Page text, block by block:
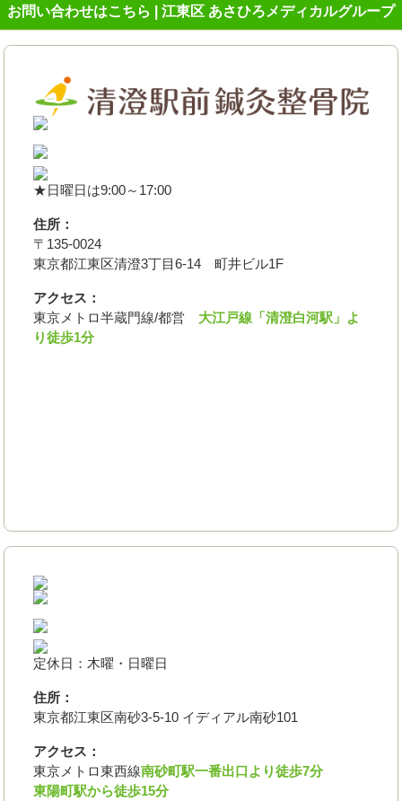
お問い合わせはこちら | 江東区 あさひろメディカルグループ
★日曜日は9:00～17:00
住所：
〒135-0024
東京都江東区清澄3丁目6-14 町井ビル1F
アクセス：
東京メトロ半蔵門線/都営 大江戸線「清澄白河駅」よ
り徒歩1分
定休日：木曜・日曜日
住所：
東京都江東区南砂3-5-10 イディアル南砂101
アクセス：
東京メトロ東西線南砂町駅一番出口より徒歩7分
東陽町駅から徒歩15分